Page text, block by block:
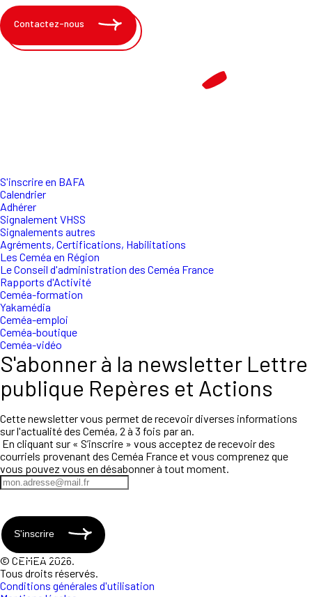
Contactez-nous
S'inscrire en BAFA
Calendrier
Adhérer
Signalement VHSS
Signalements autres
Agréments, Certifications, Habilitations
Les Ceméa en Région
Le Conseil d'administration des Ceméa France
Rapports d'Activité
Ceméa-formation
Yakamédia
Ceméa-emploi
Ceméa-boutique
Ceméa-vidéo
S'abonner à la newsletter Lettre
publique Repères et Actions
Cette newsletter vous permet de recevoir diverses informations
sur l'actualité des Ceméa, 2 à 3 fois par an.
En cliquant sur « S’inscrire » vous acceptez de recevoir des
courriels provenant des Ceméa France et vous comprenez que
vous pouvez vous en désabonner à tout moment.
S'inscrire
© CEMEA 2026.
Tous droits réservés.
Conditions générales d'utilisation